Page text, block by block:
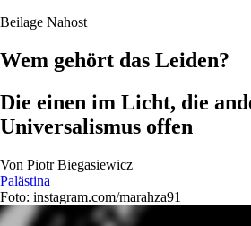
Beilage Nahost
Wem gehört das Leiden?
Die einen im Licht, die
Universalismus offen
Von Piotr Biegasiewicz
Palästina
Foto: instagram.com/marahza91